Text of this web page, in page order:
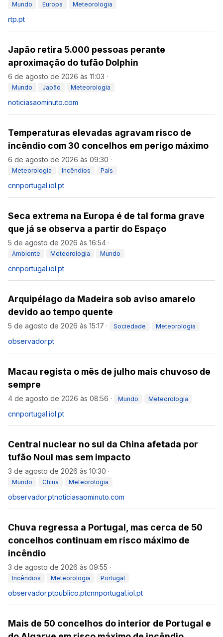
Mundo Europa Meteorologia
rtp.pt
Japão retira 5.000 pessoas perante
aproximação do tufão Dolphin
6 de agosto de 2026 às 11:03 ·
Mundo Japão Meteorologia
noticiasaominuto.com
Temperaturas elevadas agravam risco de
incêndio com 30 concelhos em perigo máximo
6 de agosto de 2026 às 09:30 ·
Meteorologia Incêndios País
cnnportugal.iol.pt
Seca extrema na Europa é de tal forma grave
que já se observa a partir do Espaço
5 de agosto de 2026 às 16:54 ·
Ambiente Meteorologia Mundo
cnnportugal.iol.pt
Arquipélago da Madeira sob aviso amarelo
devido ao tempo quente
5 de agosto de 2026 às 15:17 · Sociedade Meteorologia
observador.pt
Macau regista o mês de julho mais chuvoso de
sempre
4 de agosto de 2026 às 08:56 · Mundo Meteorologia
cnnportugal.iol.pt
Central nuclear no sul da China afetada por
tufão Noul mas sem impacto
3 de agosto de 2026 às 10:30 ·
Mundo China Meteorologia
observador.ptnoticiasaominuto.com
Chuva regressa a Portugal, mas cerca de 50
concelhos continuam em risco máximo de
incêndio
3 de agosto de 2026 às 09:55 ·
Incêndios Meteorologia Portugal
observador.ptpublico.ptcnnportugal.iol.pt
Mais de 50 concelhos do interior de Portugal e